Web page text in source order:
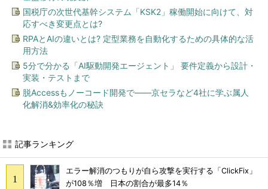
国税庁の次世代基幹システム「KSK2」稼働開始に向けて、対
応すべき変更点とは?
RPAとAIの違いとは? 定型業務を自動化するための具体的な活
用方法
5分で分かる「AI駆動開発エージェント」 要件定義から設計・
実装・テストまで
脱Accessもノーコード開発で――京セラなど4社に学ぶ属人
化解消&効率化の秘訣
記事ランキング
エラー解消のつもりが自ら攻撃を実行する「ClickFix」
が108％増 日本の割合が最多14％